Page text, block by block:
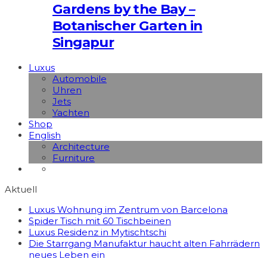
Gardens by the Bay –
Botanischer Garten in
Singapur
Luxus
Automobile
Uhren
Jets
Yachten
Shop
English
Architecture
Furniture
Aktuell
Luxus Wohnung im Zentrum von Barcelona
Spider Tisch mit 60 Tischbeinen
Luxus Residenz in Mytischtschi
Die Starrgang Manufaktur haucht alten Fahrrädern
neues Leben ein